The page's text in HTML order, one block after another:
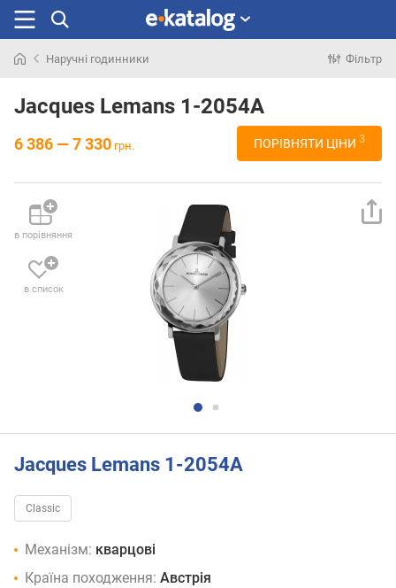
раніше
Наручні годинники Фільтр
Jacques Lemans 1-2054A
6 386 — 7 330 грн. ПОРІВНЯТИ ЦІНИ 3
в порівняння
в список
Jacques Lemans 1-2054A
Classic
Механізм: кварцові
Країна походження: Австрія